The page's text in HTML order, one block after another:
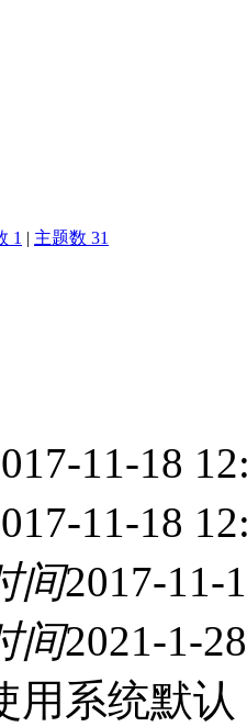
1 | 主题数 31
11-18
11-18
间2017-11-
间2021-1-
用系统默认